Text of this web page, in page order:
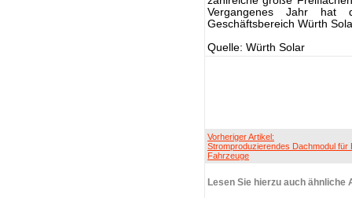
Vergangenes Jahr hat
Geschäftsbereich Würth
Quelle: Würth Solar
Vorheriger Artikel:
Stromproduzierendes Dachmodul für
Fahrzeuge
Lesen Sie hierzu auch ähnliche